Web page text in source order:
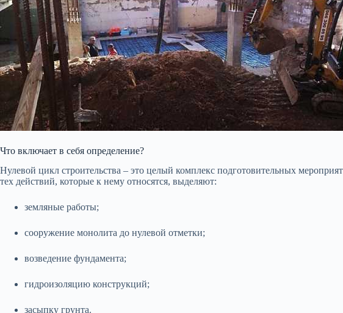
Что включает в себя определение?
Нулевой цикл строительства – это целый комплекс подготовительных
тех действий, которые к нему относятся, выделяют:
земляные работы;
сооружение монолита до нулевой отметки;
возведение фундамента;
гидроизоляцию конструкций;
засыпку грунта.